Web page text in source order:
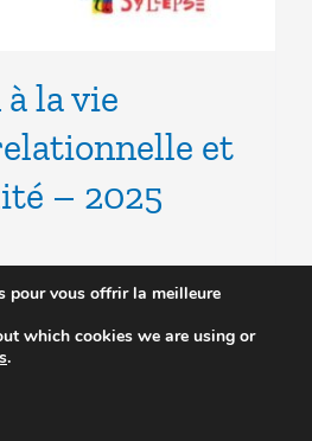
la vie
et
– 2025
pour vous offrir la meilleure
which cookies we are using or
.